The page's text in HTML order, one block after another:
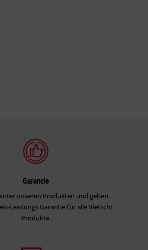
Garantie
unseren Produkten und geben
Leistungs Garantie für alle Vietschi
Produkte.